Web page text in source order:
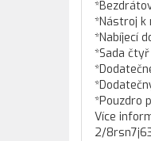
*Nástroj k
*Nabíjecí
*Sada
*Pouzdro
Více
2/